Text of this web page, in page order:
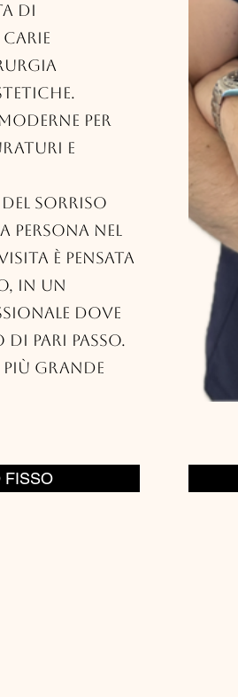
di
per
e
del sorriso
persona nel
è pensata
in un
dove
pari passo.
grande
FISSO